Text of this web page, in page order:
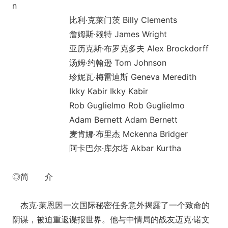
n
比利·克莱门茨 Billy Clements
詹姆斯·赖特 James Wright
亚历克斯·布罗克多夫 Alex Brockdorff
汤姆·约翰逊 Tom Johnson
珍妮瓦·梅雷迪斯 Geneva Meredith
Ikky Kabir Ikky Kabir
Rob Guglielmo Rob Guglielmo
Adam Bernett Adam Bernett
麦肯娜·布里杰 Mckenna Bridger
阿卡巴尔·库尔塔 Akbar Kurtha
◎简 介
杰克·莱恩因一次国际秘密任务意外揭露了一个致命的
阴谋，被迫重返谍报世界。他与中情局的战友迈克·诺文